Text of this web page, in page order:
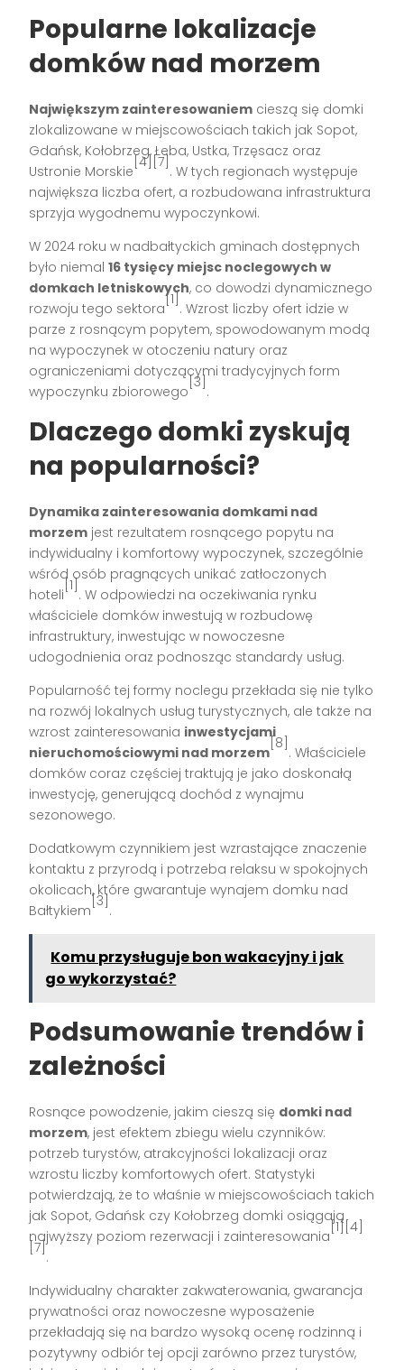
Popularne lokalizacje
domków nad morzem
Największym zainteresowaniem cieszą się domki
zlokalizowane w miejscowościach takich jak Sopot,
Gdańsk, Kołobrzeg, Łeba, Ustka, Trzęsacz oraz
Ustronie Morskie
[4][7]
. W tych regionach występuje
największa liczba ofert, a rozbudowana infrastruktura
sprzyja wygodnemu wypoczynkowi.
W 2024 roku w nadbałtyckich gminach dostępnych
było niemal16 tysięcy miejsc noclegowych w
domkach letniskowych, co dowodzi dynamicznego
rozwoju tego sektora
[1]
. Wzrost liczby ofert idzie w
parze z rosnącym popytem, spowodowanym modą
na wypoczynek w otoczeniu natury oraz
ograniczeniami dotyczącymi tradycyjnych form
wypoczynku zbiorowego
[3]
.
Dlaczego domki zyskują
na popularności?
Dynamika zainteresowania domkami nad
morzem jest rezultatem rosnącego popytu na
indywidualny i komfortowy wypoczynek, szczególnie
wśród osób pragnących unikać zatłoczonych
hoteli
[1]
. W odpowiedzi na oczekiwania rynku
właściciele domków inwestują w rozbudowę
infrastruktury, inwestując w nowoczesne
udogodnienia oraz podnosząc standardy usług.
Popularność tej formy noclegu przekłada się nie tylko
na rozwój lokalnych usług turystycznych, ale także na
wzrost zainteresowania inwestycjami
nieruchomościowymi nad morzem
[8]
. Właściciele
domków coraz częściej traktują je jako doskonałą
inwestycję, generującą dochód z wynajmu
sezonowego.
Dodatkowym czynnikiem jest wzrastające znaczenie
kontaktu z przyrodą i potrzeba relaksu w spokojnych
okolicach, które gwarantuje wynajem domku nad
Bałtykiem
[3]
.
Komu przysługuje bon wakacyjny i jak
go wykorzystać?
Podsumowanie trendów i
zależności
Rosnące powodzenie, jakim cieszą się domki nad
morzem, jest efektem zbiegu wielu czynników:
potrzeb turystów, atrakcyjności lokalizacji oraz
wzrostu liczby komfortowych ofert. Statystyki
potwierdzają, że to właśnie w miejscowościach takich
jak Sopot, Gdańsk czy Kołobrzeg domki osiągają
najwyższy poziom rezerwacji i zainteresowania
[1][4]
[7]
.
Indywidualny charakter zakwaterowania, gwarancja
prywatności oraz nowoczesne wyposażenie
przekładają się na bardzo wysoką ocenę rodzinną i
pozytywny odbiór tej opcji zarówno przez turystów,